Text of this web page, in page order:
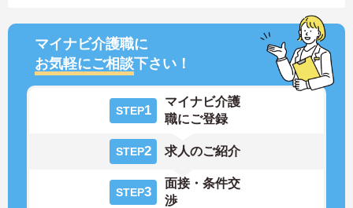
マイナビ介護職に
お気軽にご相談下さい！
STEP1
マイナビ介護
職にご登録
STEP2 求人のご紹介
STEP3
面接・条件交
渉